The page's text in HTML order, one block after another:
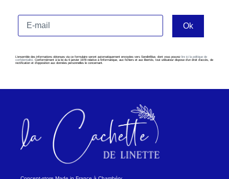
L’ensemble des informations obtenues via ce formulaire seront automatiquement envoyées vers SendinBlue, dont vous pouvez lire ici la politique de
confidentialité . Conformément à la loi du 6 janvier 1978 relative à l’informatique, aux fichiers et aux libertés, tout utilisateur dispose d’un droit d’accès, de
rectification et d’opposition aux données personnelles le concernant.